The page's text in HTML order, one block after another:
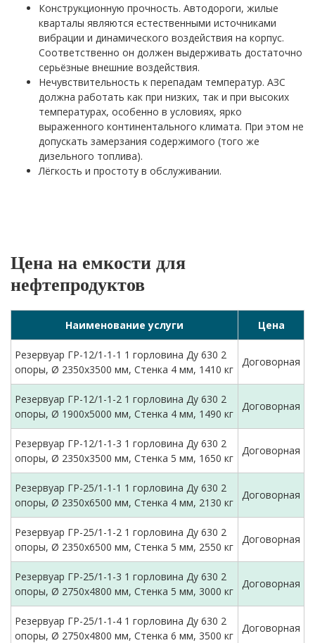
Конструкционную прочность. Автодороги, жилые
кварталы являются естественными источниками
вибрации и динамического воздействия на корпус.
Соответственно он должен выдерживать достаточно
серьёзные внешние воздействия.
Нечувствительность к перепадам температур. АЗС
должна работать как при низких, так и при высоких
температурах, особенно в условиях, ярко
выраженного континентального климата. При этом не
допускать замерзания содержимого (того же
дизельного топлива).
Лёгкость и простоту в обслуживании.
Цена на емкости для
нефтепродуктов
Наименование услуги Цена
Резервуар ГР-12/1-1-1 1 горловина Ду 630 2
опоры, Ø 2350х3500 мм, Стенка 4 мм, 1410 кг
Договорная
Резервуар ГР-12/1-1-2 1 горловина Ду 630 2
опоры, Ø 1900х5000 мм, Стенка 4 мм, 1490 кг
Договорная
Резервуар ГР-12/1-1-3 1 горловина Ду 630 2
опоры, Ø 2350х3500 мм, Стенка 5 мм, 1650 кг
Договорная
Резервуар ГР-25/1-1-1 1 горловина Ду 630 2
опоры, Ø 2350х6500 мм, Стенка 4 мм, 2130 кг
Договорная
Резервуар ГР-25/1-1-2 1 горловина Ду 630 2
опоры, Ø 2350х6500 мм, Стенка 5 мм, 2550 кг
Договорная
Резервуар ГР-25/1-1-3 1 горловина Ду 630 2
опоры, Ø 2750х4800 мм, Стенка 5 мм, 3000 кг
Договорная
Резервуар ГР-25/1-1-4 1 горловина Ду 630 2
опоры, Ø 2750х4800 мм, Стенка 6 мм, 3500 кг
Договорная